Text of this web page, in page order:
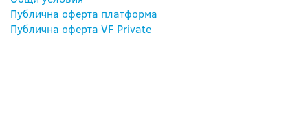
Публична оферта платформа
Публична оферта VF Private